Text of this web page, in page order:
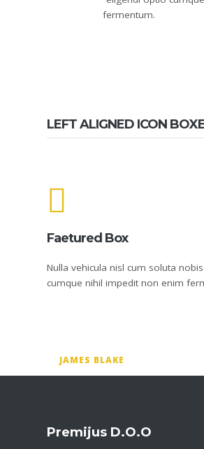
fermentum.
LEFT ALIGNED ICON
Faetured Box
Nulla vehicula nisl cum soluta
cumque nihil impedit non enim
JAMES BLAKE
Premijus D.o.o